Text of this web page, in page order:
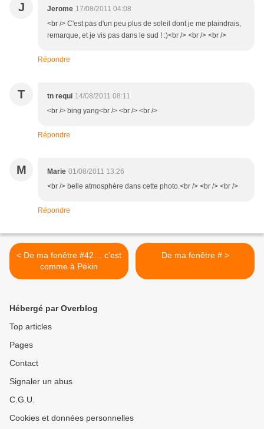
J Jerome 17/08/2011 04:08
<br /> C'est pas d'un peu plus de soleil dont je me plaindrais,
remarque, et je vis pas dans le sud ! :)<br /> <br /> <br />
Répondre
T tn requi 14/08/2011 08:11
<br /> bing yang<br /> <br /> <br />
Répondre
M Marie 01/08/2011 13:26
<br /> belle atmosphère dans cette photo.<br /> <br /> <br />
Répondre
< De ma fenêtre #42… c'est
comme à Pékin
De ma fenêtre # >
Hébergé par Overblog
Top articles
Pages
Contact
Signaler un abus
C.G.U.
Cookies et données personnelles